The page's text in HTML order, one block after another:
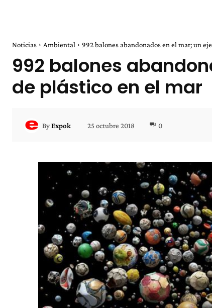
Noticias Ambiental 992 balones abandonados en el mar; un
992 balones
de plástico en el mar
ByExpok 25 octubre 2018 0